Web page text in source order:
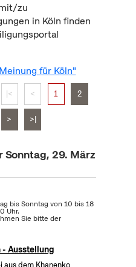
zu
in Köln finden
für Köln"
|< < 1 2
> >|
Sonntag, 29. März
bis Sonntag von 10 bis 18
Uhr.
Sie bitte der
- Ausstellung